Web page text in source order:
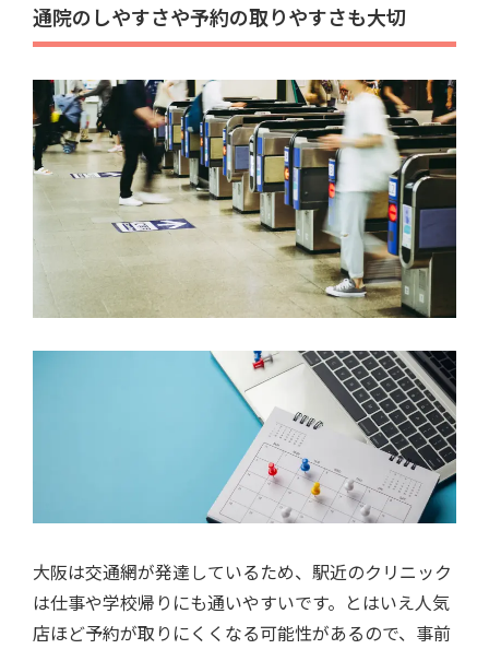
通院のしやすさや予約の取りやすさも大切
大阪は交通網が発達しているため、駅近のクリニック
は仕事や学校帰りにも通いやすいです。とはいえ人気
店ほど予約が取りにくくなる可能性があるので、事前